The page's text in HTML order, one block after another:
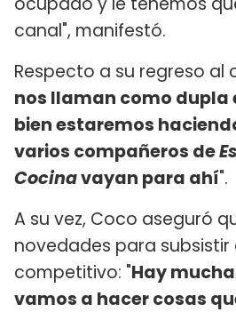
canal", manifestó.
Respecto a su regreso al
nos llaman como dupla
bien estaremos
varios compañeros de
Cocinavayan para ahí".
A su vez, Coco aseguró
novedades para
competitivo: "Hay
vamos a hacer cosas